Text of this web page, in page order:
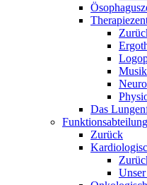
Das
Zurück